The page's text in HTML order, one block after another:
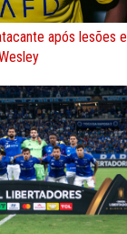
após lesões e